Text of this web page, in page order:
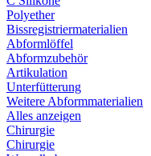
Polyether
Bissregistriermaterialien
Abformlöffel
Abformzubehör
Artikulation
Unterfütterung
Weitere Abformmaterialien
Alles anzeigen
Chirurgie
Chirurgie